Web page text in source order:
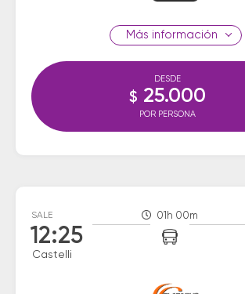
información
DESDE
$ 25.000
POR PERSONA
SALE
12:25
Castelli
01h 00m